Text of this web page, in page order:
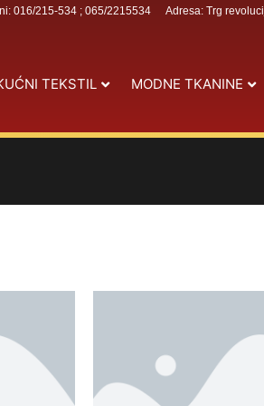
016/215-534 ; 065/2215534 Adresa: Trg
TEKSTIL MODNE TKANINE